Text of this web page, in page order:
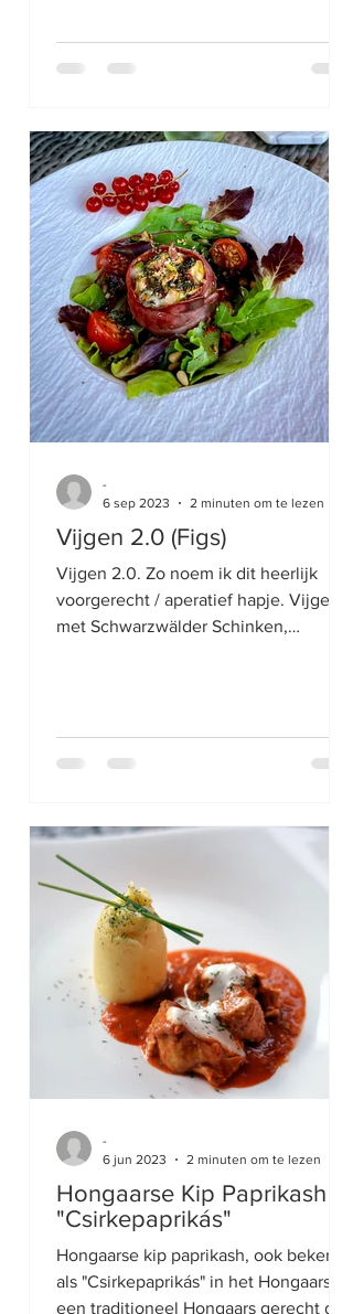
Vijgen 2.0 (Figs)
Vijgen 2.0. Zo noem ik dit heerlijk
voorgerecht / aperatief hapje. Vijgen
met Schwarzwälder Schinken,
-
6 sep 2023
2 minuten om te lezen
Hongaarse Kip Paprikash
"Csirkepaprikás"
Hongaarse kip paprikash, ook bekend
als "Csirkepaprikás" in het Hongaars, is
een traditioneel Hongaars gerecht dat
-
6 jun 2023
2 minuten om te lezen